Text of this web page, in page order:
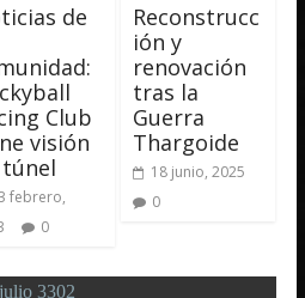
de
Club
visión
febrero,
0
Reconstrucc
ión y
renovación
tras la
Guerra
Thargoide
18 junio, 2025
0
julio 3302